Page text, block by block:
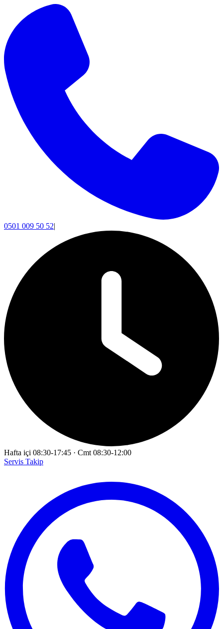
0501 009 50 52|
Hafta içi 08:30-17:45 · Cmt 08:30-12:00
Servis Takip